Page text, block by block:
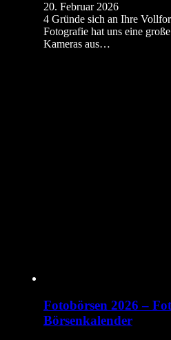
20. Februar 2026
4 Gründe sich an Ihre
Fotografie hat uns eine
Kameras aus…
Fotobörsen 2026 –
Börsenkalender